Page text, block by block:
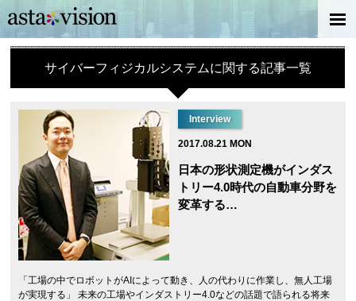
サイバーフィジカルシステムに関する記事一覧
Interview
2017.08.21 MON
日本の形状測定機がインダス
トリー4.0時代の自動車分野を
変革する…
「工場の中でロボットがAIによって動き、人の代わりに作業し、無人工場
が実現する」 未来の工場やインダストリー4.0などの話題で語られる将来